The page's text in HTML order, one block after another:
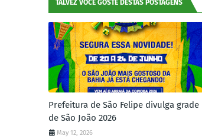
TALVEZ VOCÊ GOSTE DESTAS POSTAGENS
Prefeitura de São Felipe divulga grade
de São João 2026
May 12, 2026